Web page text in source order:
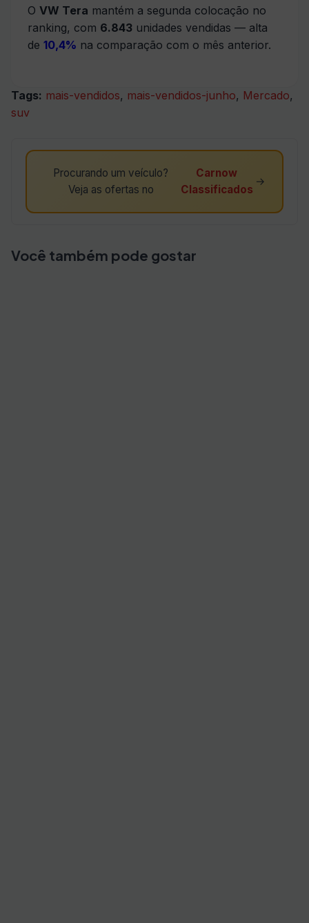
O VW Tera mantém a segunda colocação no
ranking, com 6.843 unidades vendidas — alta
de 10,4% na comparação com o mês anterior.
Tags: mais-vendidos, mais-vendidos-junho, Mercado,
suv
Procurando um veículo?
Veja as ofertas no
Carnow
Classificados
→
Você também pode gostar